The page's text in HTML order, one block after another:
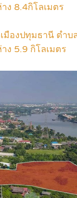
ง 8.4กิโลเมตร
มืองปทุมธานี ตำบ
ง 5.9 กิโลเมตร